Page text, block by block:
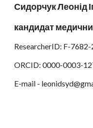
Сидорчук Леонід
кандидат
ResearcherID: F-
ORCID: 0000-0003-
E-mail -